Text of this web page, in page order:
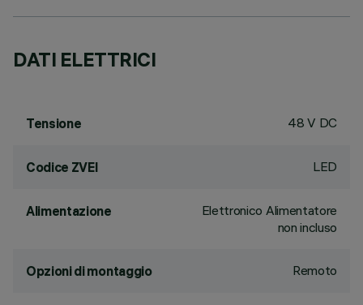
DATI ELETTRICI
Tensione 48 V DC
Codice ZVEI LED
Alimentazione
Elettronico Alimentatore
non incluso
Opzioni di montaggio Remoto